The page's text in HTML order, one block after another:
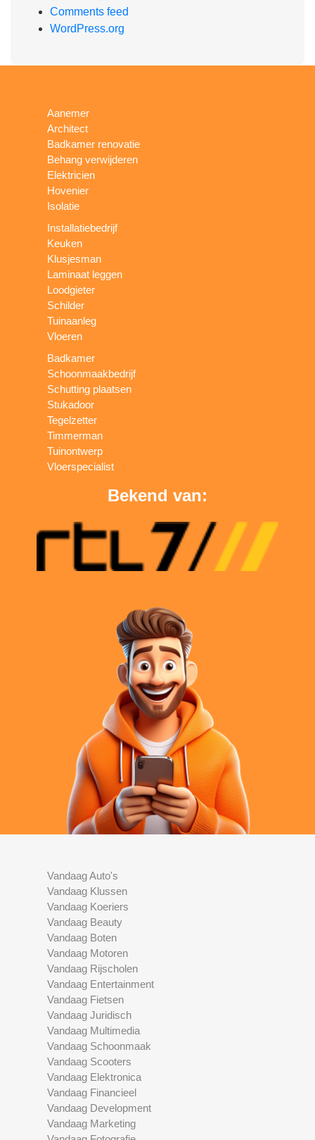
Comments feed
WordPress.org
Aanemer
Architect
Badkamer renovatie
Behang verwijderen
Elektricien
Hovenier
Isolatie
Installatiebedrijf
Keuken
Klusjesman
Laminaat leggen
Loodgieter
Schilder
Tuinaanleg
Vloeren
Badkamer
Schoonmaakbedrijf
Schutting plaatsen
Stukadoor
Tegelzetter
Timmerman
Tuinontwerp
Vloerspecialist
Bekend van:
Vandaag Auto's
Vandaag Klussen
Vandaag Koeriers
Vandaag Beauty
Vandaag Boten
Vandaag Motoren
Vandaag Rijscholen
Vandaag Entertainment
Vandaag Fietsen
Vandaag Juridisch
Vandaag Multimedia
Vandaag Schoonmaak
Vandaag Scooters
Vandaag Elektronica
Vandaag Financieel
Vandaag Development
Vandaag Marketing